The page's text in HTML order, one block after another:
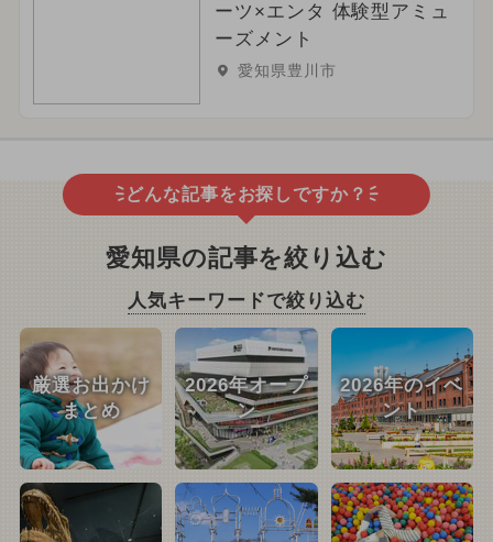
ーツ×エンタ 体験型アミュ
ーズメント
愛知県豊川市
どんな記事をお探しですか？
愛知県の記事を絞り込む
人気キーワードで絞り込む
厳選お出かけ
まとめ
2026年オープ
ン
2026年のイベ
ント